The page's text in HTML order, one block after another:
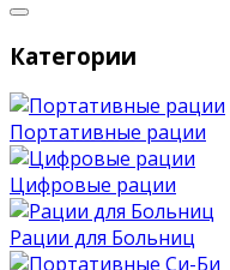
Категории
Портативные рации
Цифровые рации
Рации для Больниц